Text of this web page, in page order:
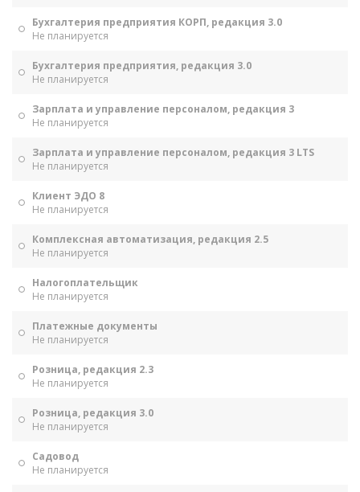
Бухгалтерия предприятия КОРП, редакция 3.0
Не планируется
Бухгалтерия предприятия, редакция 3.0
Не планируется
Зарплата и управление персоналом, редакция 3
Не планируется
Зарплата и управление персоналом, редакция 3 LTS
Не планируется
Клиент ЭДО 8
Не планируется
Комплексная автоматизация, редакция 2.5
Не планируется
Налогоплательщик
Не планируется
Платежные документы
Не планируется
Розница, редакция 2.3
Не планируется
Розница, редакция 3.0
Не планируется
Садовод
Не планируется